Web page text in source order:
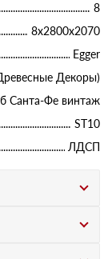
8
8х2800х2070
Egger
Декоры)
Санта-Фе винтаж
ST10
ЛДСП